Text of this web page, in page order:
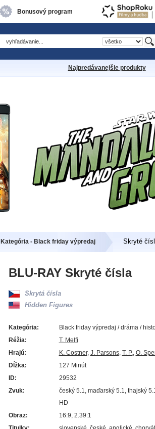
Bonusový program
Najpredávanejšie produkty
Kategória - Black friday výpredaj Skryté
BLU-RAY Skryté čísla
Skrytá čísla
Hidden Figures
Kategória:
Black friday výpredaj / dráma /
Réžia:
T. Melfi
Hrajú:
K. Costner, J. Parsons, T. P., O.
Dĺžka:
127 Minút
ID:
29532
Zvuk:
český 5.1, maďarský 5.1, thajský
HD
Obraz:
16:9, 2.39:1